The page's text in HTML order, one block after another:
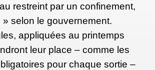
restreint par un confinement,
selon le gouvernement.
appliquées au printemps
leur place – comme les
pour chaque sortie –